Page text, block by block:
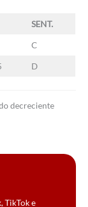
SENT.
C
D
decreciente
TikTok e